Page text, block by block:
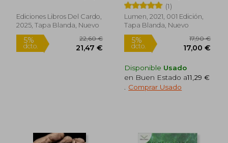
Ediciones Libros Del Cardo,
2025, Tapa Blanda, Nuevo
(1)
Lumen, 2021, 001 Edición,
Tapa Blanda, Nuevo
Rápido
Disponible Usado
en Buen Estado a11,29 €
Comprar Usado